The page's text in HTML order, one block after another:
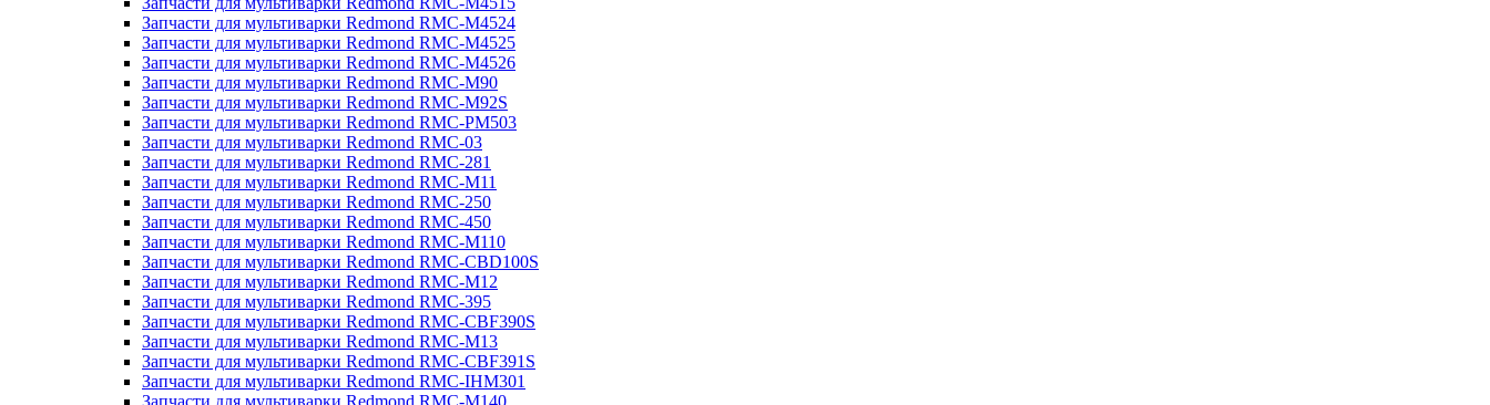
Запчасти для мультиварки Redmond RMC-M4524
Запчасти для мультиварки Redmond RMC-M4525
Запчасти для мультиварки Redmond RMC-M4526
Запчасти для мультиварки Redmond RMC-M90
Запчасти для мультиварки Redmond RMC-M92S
Запчасти для мультиварки Redmond RMC-PM503
Запчасти для мультиварки Redmond RMC-03
Запчасти для мультиварки Redmond RMC-281
Запчасти для мультиварки Redmond RMC-M11
Запчасти для мультиварки Redmond RMC-250
Запчасти для мультиварки Redmond RMC-450
Запчасти для мультиварки Redmond RMC-M110
Запчасти для мультиварки Redmond RMC-CBD100S
Запчасти для мультиварки Redmond RMC-M12
Запчасти для мультиварки Redmond RMC-395
Запчасти для мультиварки Redmond RMC-CBF390S
Запчасти для мультиварки Redmond RMC-M13
Запчасти для мультиварки Redmond RMC-CBF391S
Запчасти для мультиварки Redmond RMC-IHM301
Запчасти для мультиварки Redmond RMC-M140